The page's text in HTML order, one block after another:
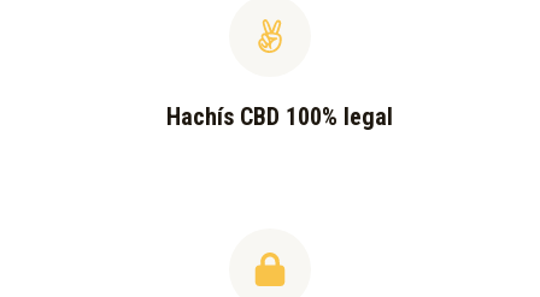
Hachís CBD 100% legal